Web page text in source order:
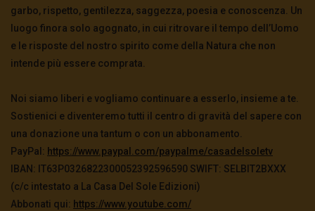
garbo, rispetto, gentilezza, saggezza, poesia e conoscenza. Un
luogo finora solo agognato, in cui ritrovare il tempo dell’Uomo
e le risposte del nostro spirito come della Natura che non
intende più essere comprata.
Noi siamo liberi e vogliamo continuare a esserlo, insieme a te.
Sostienici e diventeremo tutti il centro di gravità del sapere con
una donazione una tantum o con un abbonamento.
PayPal: https://www.paypal. com/paypalme/casadelsoletv
IBAN: IT63P0326822300052392596590 SWIFT: SELBIT2BXXX
(c/c intestato a La Casa Del Sole Edizioni)
Abbonati qui: https://www.youtube.com/